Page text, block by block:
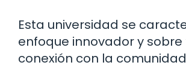
Esta universidad se
enfoque innovador y sobre
conexión con la